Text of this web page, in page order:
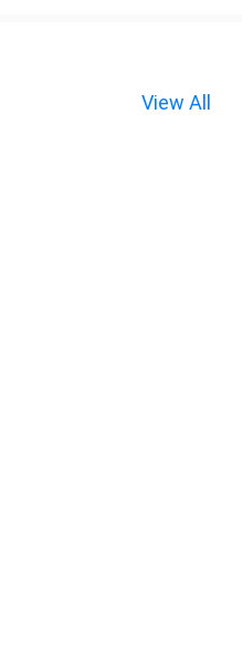
View All